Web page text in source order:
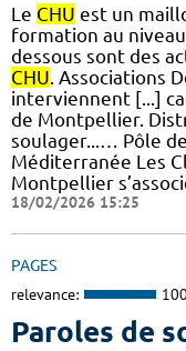
Le CHU est un
formation au
dessous sont des
CHU. Associations
interviennent [...]
de Montpellier.
soulager...… Pôle
Méditerranée Les
Montpellier
18/02/2026 15:25
PAGES
relevance:
Paroles de